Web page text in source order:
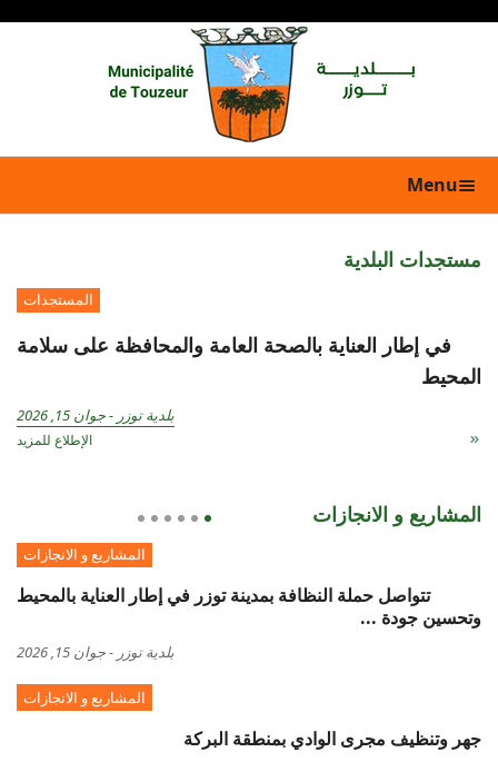
Menu
مستجدات البلدية
المستجدات
في إطار العناية بالصحة العامة والمحافظة على سلامة
المحيط
بلدية توزر -جوان 15, 2026
الإطلاع للمزيد
المشاريع و الانجازات
المشاريع و الانجازات
تتواصل حملة النظافة بمدينة توزر في إطار العناية بالمحيط
وتحسين جودة ...
بلدية توزر -جوان 15, 2026
المشاريع و الانجازات
جهر وتنظيف مجرى الوادي بمنطقة البركة